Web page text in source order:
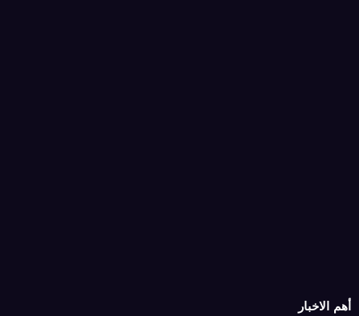
أهم الاخبار